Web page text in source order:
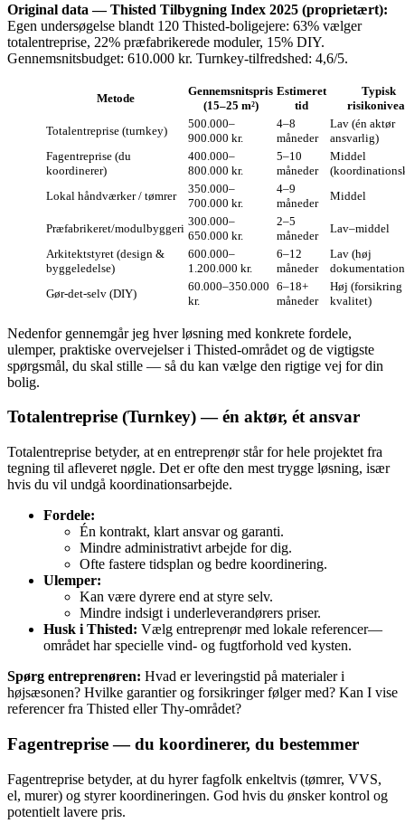
Original data — Thisted Tilbygning Index 2025 (proprietært):
Egen undersøgelse blandt 120 Thisted‑boligejere: 63% vælger
totalentreprise, 22% præfabrikerede moduler, 15% DIY.
Gennemsnitsbudget: 610.000 kr. Turnkey‑tilfredshed: 4,6/5.
Metode
Gennemsnitspris
(15–25 m²)
Estimeret
tid
Typisk
Totalentreprise (turnkey)
500.000–
900.000 kr.
4–8
måneder
Lav (én aktør
ansvarlig)
Fagentreprise (du
koordinerer)
400.000–
800.000 kr.
5–10
måneder
Middel
Lokal håndværker / tømrer
350.000–
700.000 kr.
4–9
måneder
Middel
Præfabrikeret/modulbyggeri
300.000–
650.000 kr.
2–5
måneder
Lav–middel
Arkitektstyret (design &
byggeledelse)
600.000–
1.200.000 kr.
6–12
måneder
Lav (høj
Gør‑det‑selv (DIY)
60.000–350.000
kr.
6–18+
måneder
Høj (forsikring
kvalitet)
Nedenfor gennemgår jeg hver løsning med konkrete fordele,
ulemper, praktiske overvejelser i Thisted‑området og de vigtigste
spørgsmål, du skal stille — så du kan vælge den rigtige vej for din
bolig.
Totalentreprise (Turnkey) — én aktør, ét ansvar
Totalentreprise betyder, at en entreprenør står for hele projektet fra
tegning til afleveret nøgle. Det er ofte den mest trygge løsning, især
hvis du vil undgå koordinationsarbejde.
Fordele:
Én kontrakt, klart ansvar og garanti.
Mindre administrativt arbejde for dig.
Ofte fastere tidsplan og bedre koordinering.
Ulemper:
Kan være dyrere end at styre selv.
Mindre indsigt i underleverandørers priser.
Husk i Thisted: Vælg entreprenør med lokale referencer—
området har specielle vind‑ og fugtforhold ved kysten.
Spørg entreprenøren: Hvad er leveringstid på materialer i
højsæsonen? Hvilke garantier og forsikringer følger med? Kan I vise
referencer fra Thisted eller Thy‑området?
Fagentreprise — du koordinerer, du bestemmer
Fagentreprise betyder, at du hyrer fagfolk enkeltvis (tømrer, VVS,
el, murer) og styrer koordineringen. God hvis du ønsker kontrol og
potentielt lavere pris.